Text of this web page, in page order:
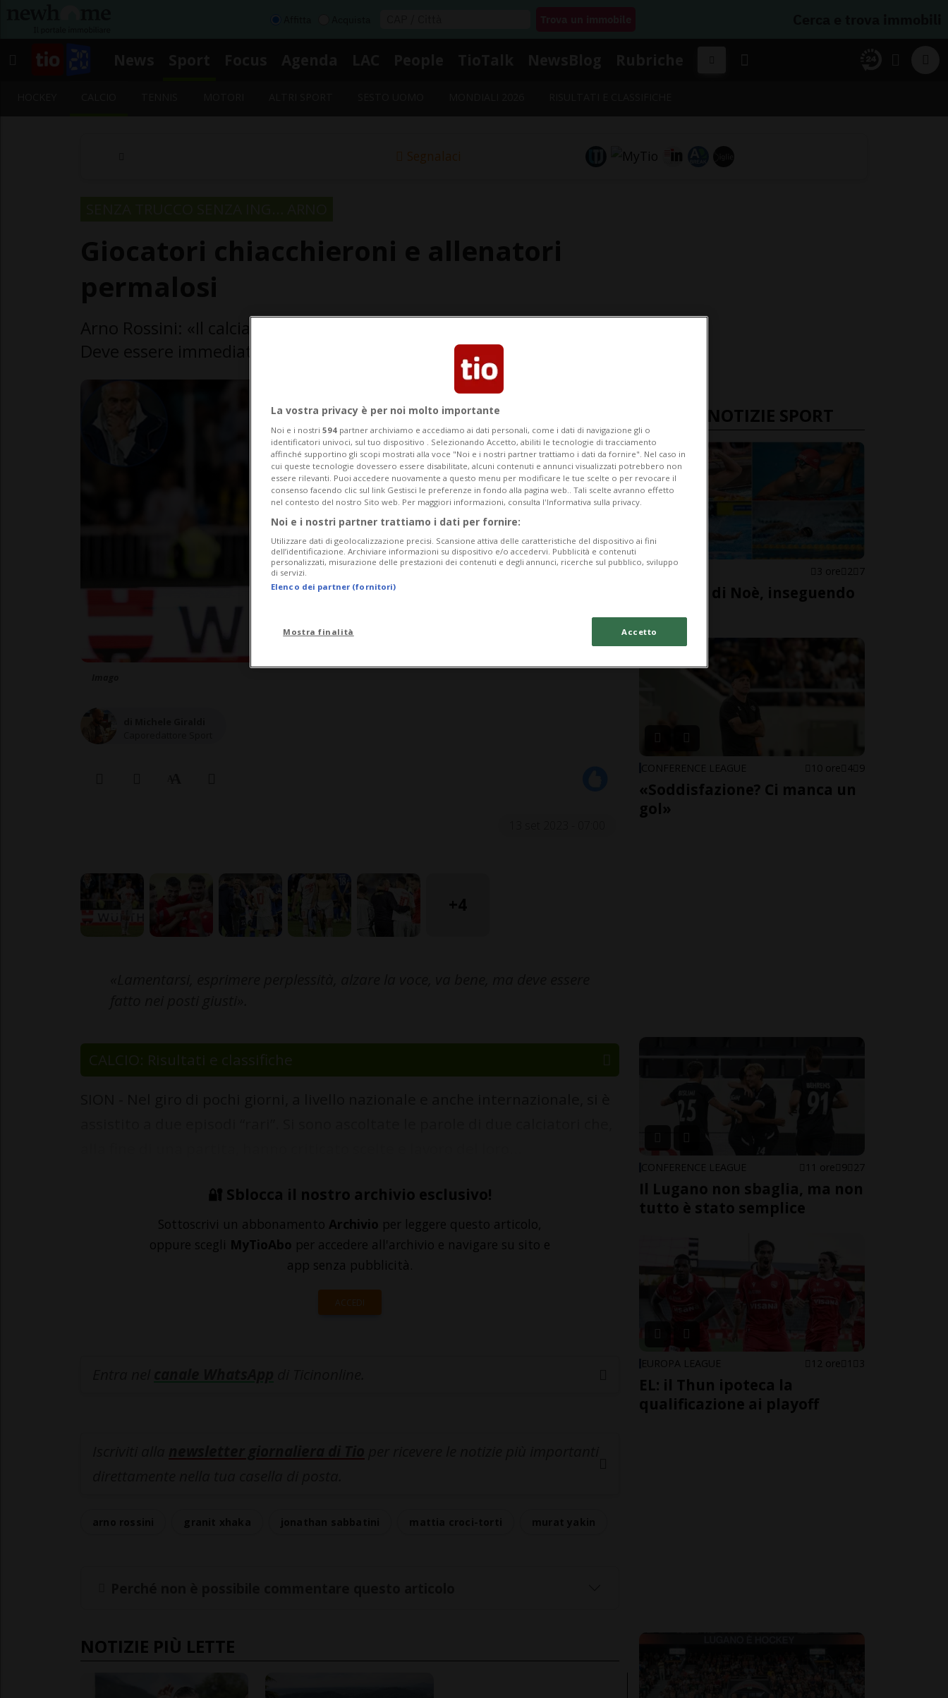
Segnalaci
CALCIO: Risultati e classifiche
🔐 Sblocca il nostro archivio esclusivo!
Sottoscrivi un abbonamento Archivio per leggere questo articolo,
oppure scegli MyTioAbo per accedere all'archivio e navigare su sito e
app senza pubblicità.
ACCEDI
NOTIZIE PIÙ LETTE
ULTIME NOTIZIE SPORT
NUOTO 3 ore 2 7
Sulle scie di Noè, inseguendo
CONFERENCE LEAGUE 10 ore 4 9
«Soddisfazione? Ci manca un
gol»
CONFERENCE LEAGUE 11 ore 9 27
Il Lugano non sbaglia, ma non
tutto è stato semplice
EUROPA LEAGUE 12 ore 1 3
EL: il Thun ipoteca la
qualificazione ai playoff
La vostra privacy è per noi molto importante
Noi e i nostri 594 partner archiviamo e accediamo ai dati personali, come i dati di navigazione gli o
identificatori univoci, sul tuo dispositivo . Selezionando Accetto, abiliti le tecnologie di tracciamento
affinché supportino gli scopi mostrati alla voce "Noi e i nostri partner trattiamo i dati da fornire". Nel caso in
cui queste tecnologie dovessero essere disabilitate, alcuni contenuti e annunci visualizzati potrebbero non
essere rilevanti. Puoi accedere nuovamente a questo menu per modificare le tue scelte o per revocare il
consenso facendo clic sul link Gestisci le preferenze in fondo alla pagina web.. Tali scelte avranno effetto
nel contesto del nostro Sito web. Per maggiori informazioni, consulta l'Informativa sulla privacy.
Noi e i nostri partner trattiamo i dati per fornire:
Utilizzare dati di geolocalizzazione precisi. Scansione attiva delle caratteristiche del dispositivo ai fini
dell’identificazione. Archiviare informazioni su dispositivo e/o accedervi. Pubblicità e contenuti
personalizzati, misurazione delle prestazioni dei contenuti e degli annunci, ricerche sul pubblico, sviluppo
di servizi.
Elenco dei partner (fornitori)
Mostra finalità Accetto